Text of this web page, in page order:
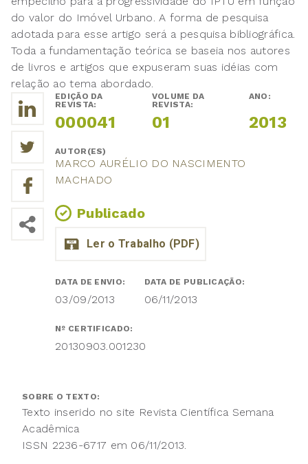
do valor do Imóvel Urbano. A forma de pesquisa
adotada para esse artigo será a pesquisa bibliográfica.
Toda a fundamentação teórica se baseia nos autores
de livros e artigos que expuseram suas idéias com
relação ao tema abordado.
EDIÇÃO DA
REVISTA:
000041
VOLUME DA
REVISTA:
01
ANO:
2013
AUTOR(ES)
MARCO AURÉLIO DO NASCIMENTO
MACHADO
Publicado
DATA DE ENVIO:
03/09/2013
DATA DE PUBLICAÇÃO:
06/11/2013
Nº CERTIFICADO:
20130903.001230
SOBRE O TEXTO:
Texto inserido no site Revista Científica Semana
Acadêmica
ISSN 2236-6717 em 06/11/2013.